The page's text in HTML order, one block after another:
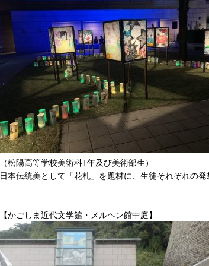
（松陽高等学校美術科1年及び美術部生）
日本伝統美として「花札」を題材に、生徒それぞれの
【かごしま近代文学館・メルヘン館中庭】